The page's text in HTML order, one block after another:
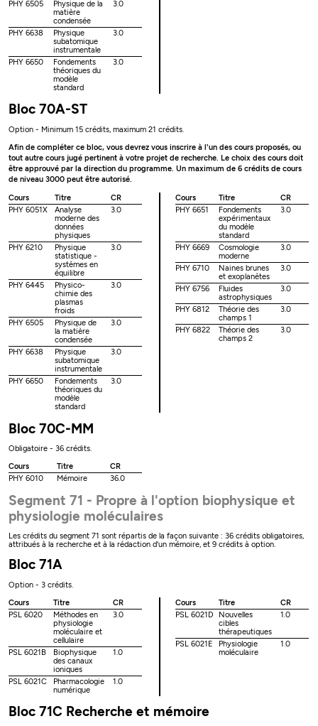
PHY 6505
Physique de la
matière
condensée
3.0
PHY 6638
Physique
subatomique
instrumentale
3.0
PHY 6650
Fondements
théoriques du
modèle
standard
3.0
Bloc 70A-ST
Option - Minimum 15 crédits, maximum 21 crédits.
Afin de compléter ce bloc, vous devrez vous inscrire à l'un des cours proposés, ou
tout autre cours jugé pertinent à votre projet de recherche. Le choix des cours doit
être approuvé par la direction du programme. Un maximum de 6 crédits de cours
de niveau 3000 peut être autorisé.
Cours Titre
CR
PHY 6051X
Analyse
moderne des
données
physiques
3.0
PHY 6210
Physique
statistique -
systèmes en
équilibre
3.0
PHY 6445
Physico-
chimie des
plasmas
froids
3.0
PHY 6505
Physique de
la matière
condensée
3.0
PHY 6638
Physique
subatomique
instrumentale
3.0
PHY 6650
Fondements
théoriques du
modèle
standard
3.0
Cours Titre
CR
PHY 6651
Fondements
expérimentaux
du modèle
standard
3.0
PHY 6669
Cosmologie
moderne
3.0
PHY 6710
Naines brunes
et exoplanètes
3.0
PHY 6756
Fluides
astrophysiques
3.0
PHY 6812
Théorie des
champs 1
3.0
PHY 6822
Théorie des
champs 2
3.0
Bloc 70C-MM
Obligatoire - 36 crédits.
Cours
Titre
CR
PHY 6010
Mémoire 36.0
Segment 71 - Propre à l'option biophysique et
physiologie moléculaires
Les crédits du segment 71 sont répartis de la façon suivante : 36 crédits obligatoires,
attribués à la recherche et à la rédaction d'un mémoire, et 9 crédits à option.
Bloc 71A
Option - 3 crédits.
Cours
Titre
CR
PSL 6020
Méthodes en
physiologie
moléculaire et
cellulaire
3.0
PSL 6021B
Biophysique
des canaux
ioniques
1.0
PSL 6021C
Pharmacologie
numérique
1.0
Cours Titre
CR
PSL 6021D
Nouvelles
cibles
thérapeutiques
1.0
PSL 6021E
Physiologie
moléculaire
1.0
Bloc 71C Recherche et mémoire